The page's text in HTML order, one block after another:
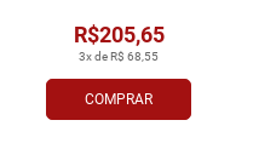
COMPRAR
3x de R$ 68,55
R$205,65